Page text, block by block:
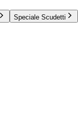
Speciale Scudetti